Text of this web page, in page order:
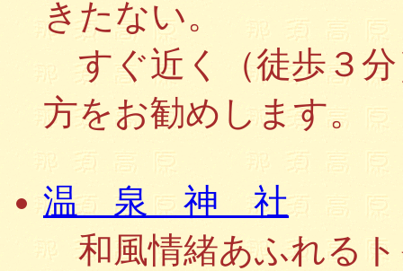
きたない。
すぐ近く（徒歩３分
方をお勧めします。
温 泉 神 社
和風情緒あふれるト